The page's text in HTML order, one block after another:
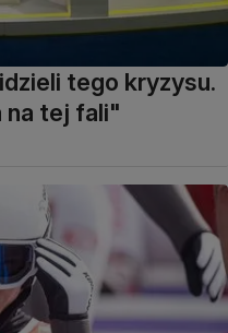
tego kryzysu.
na tej fali"